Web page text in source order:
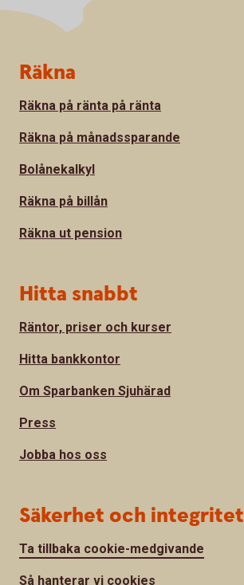
Sidfot
Räkna
Räkna på ränta på ränta
Räkna på månadssparande
Bolånekalkyl
Räkna på billån
Räkna ut pension
Hitta snabbt
Räntor, priser och kurser
Hitta bankkontor
Om Sparbanken Sjuhärad
Press
Jobba hos oss
Säkerhet och integritet
Ta tillbaka cookie-medgivande
Så hanterar vi cookies